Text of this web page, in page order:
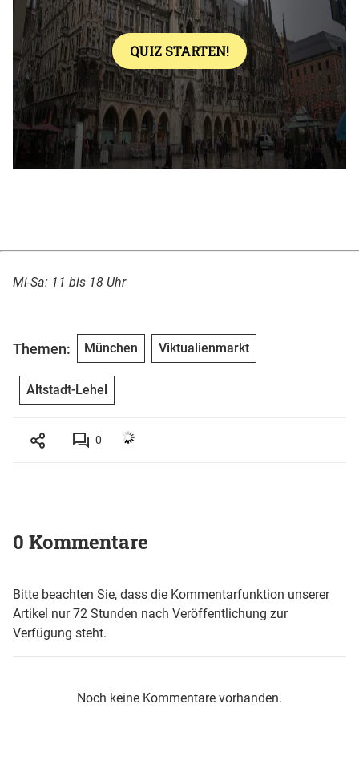
Mi-Sa: 11 bis 18 Uhr
Themen: München Viktualienmarkt
Altstadt-Lehel
0
0 Kommentare
Bitte beachten Sie, dass die Kommentarfunktion unserer
Artikel nur 72 Stunden nach Veröffentlichung zur
Verfügung steht.
Noch keine Kommentare vorhanden.